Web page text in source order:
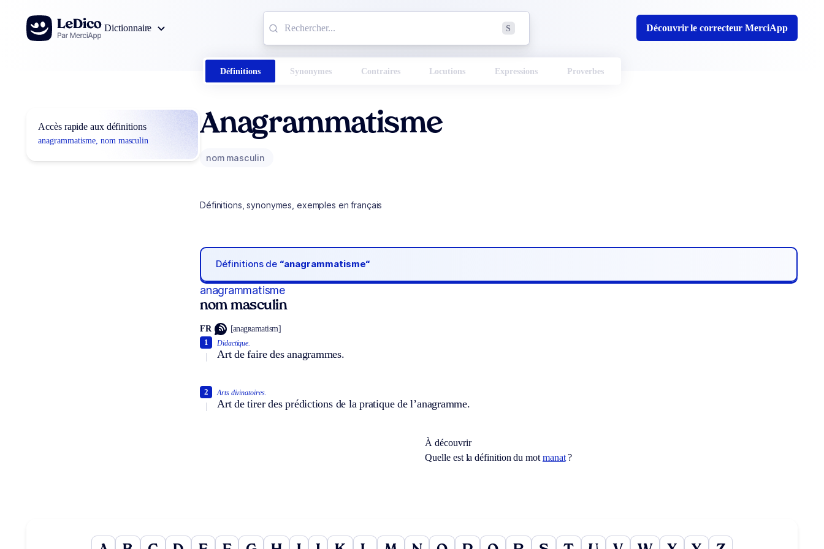
Aller au contenu
Dictionnaire
S Découvrir le correcteur MerciApp
Définitions Synonymes Contraires Locutions Expressions Proverbes
Accès rapide aux définitions
anagrammatisme, nom masculin
Anagrammatisme
nom masculin
Définitions, synonymes, exemples en français
Définitions de “anagrammatisme“
anagrammatisme
nom masculin
FR [anagʀamatism]
Didactique.
Art de faire des anagrammes.
1
Arts divinatoires.
Art de tirer des prédictions de la pratique de l’anagramme.
2
À découvrir
Quelle est la définition du mot manat?